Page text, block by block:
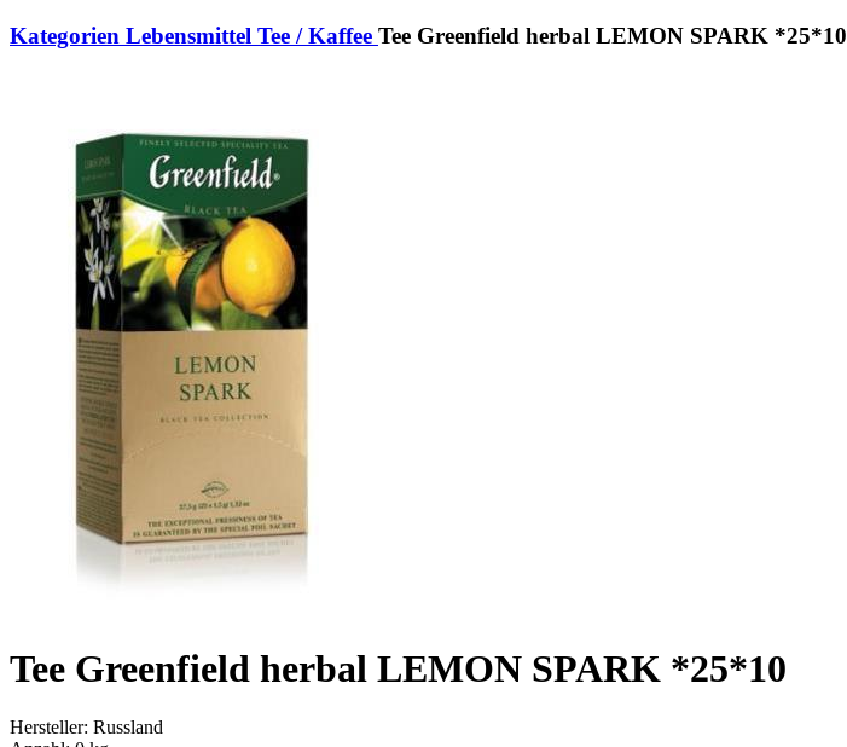
Kategorien Lebensmittel Tee / Kaffee Tee Greenfield herbal LEMON SPARK *25*10
Tee Greenfield herbal LEMON SPARK *25*10
Hersteller: Russland